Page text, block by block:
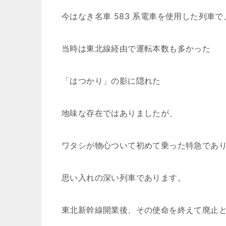
今はなき名車 583 系電車を使用した列車で
当時は東北線経由で運転本数も多かった
「はつかり」の影に隠れた
地味な存在ではありましたが、
ワタシが物心ついて初めて乗った特急であり
思い入れの深い列車であります。
東北新幹線開業後、その使命を終えて廃止と